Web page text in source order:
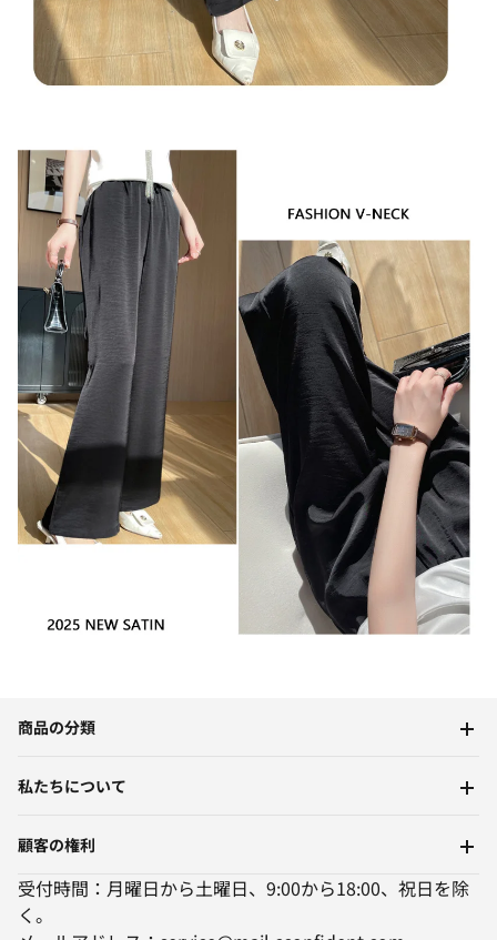
商品の分類
私たちについて
顧客の権利
受付時間：月曜日から土曜日、9:00から18:00、祝日を除
く。